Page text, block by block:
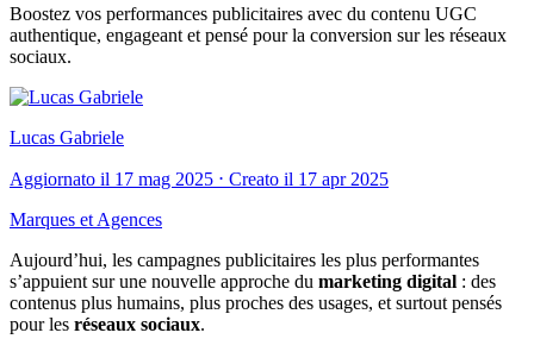
Boostez vos performances publicitaires avec du contenu UGC
authentique, engageant et pensé pour la conversion sur les réseaux
sociaux.
Lucas Gabriele
Aggiornato il 17 mag 2025 ⋅ Creato il 17 apr 2025
Marques et Agences
Aujourd’hui, les campagnes publicitaires les plus performantes
s’appuient sur une nouvelle approche du marketing digital : des
contenus plus humains, plus proches des usages, et surtout pensés
pour les réseaux sociaux.